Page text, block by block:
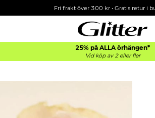
Fri frakt över 300 kr• Gratis retur i
25% på ALLA örhängen*
Vid köp av 2 eller fler